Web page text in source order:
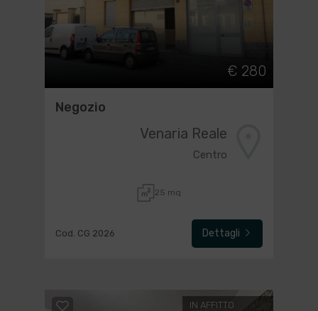
€ 280
Negozio
Venaria Reale
Centro
25 mq
Cod. CG 2026 Dettagli
IN AFFITTO